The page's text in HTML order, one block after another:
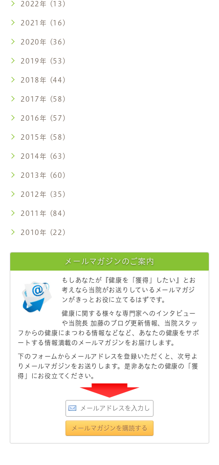
2022年 (13)
2021年 (16)
2020年 (36)
2019年 (53)
2018年 (44)
2017年 (58)
2016年 (57)
2015年 (58)
2014年 (63)
2013年 (60)
2012年 (35)
2011年 (84)
2010年 (22)
メールマガジンのご案内
もしあなたが 『健康を「獲得」したい』
とお
考えなら当院がお送りしているメールマガジ
ンがきっとお役に立てるはずです。
健康に関する様々な専門家へのインタビュー
や当院長 加藤のブログ更新情報、当院スタッ
フからの健康にまつわる情報などなど、あなたの健康をサポ
ートする情報満載のメールマガジンをお届けします。
下のフォームからメールアドレスを登録いただくと、次号よ
りメールマガジンをお送りします。是非あなたの健康の「獲
得」にお役立てください。